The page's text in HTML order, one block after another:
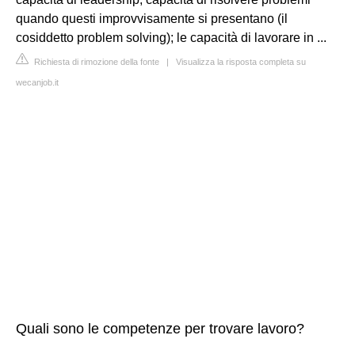
quando questi improvvisamente si presentano (il
cosiddetto problem solving); le capacità di lavorare in ...
Richiesta di rimozione della fonte | Visualizza la risposta completa su
wecanjob.it
Quali sono le competenze per trovare lavoro?